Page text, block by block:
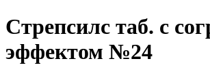
Стрепсилс таб. с
эффектом №24